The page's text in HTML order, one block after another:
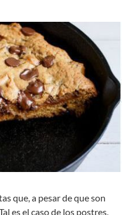
que, a pesar de que son
es el caso de los postres,